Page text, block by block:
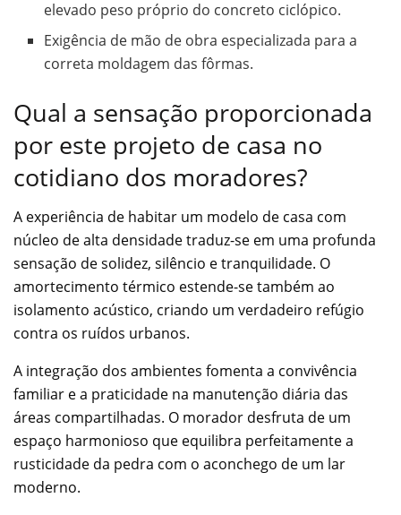
elevado peso próprio do concreto ciclópico.
Exigência de mão de obra especializada para a
correta moldagem das fôrmas.
Qual a sensação proporcionada
por este projeto de casa no
cotidiano dos moradores?
A experiência de habitar um modelo de casa com
núcleo de alta densidade traduz-se em uma profunda
sensação de solidez, silêncio e tranquilidade. O
amortecimento térmico estende-se também ao
isolamento acústico, criando um verdadeiro refúgio
contra os ruídos urbanos.
A integração dos ambientes fomenta a convivência
familiar e a praticidade na manutenção diária das
áreas compartilhadas. O morador desfruta de um
espaço harmonioso que equilibra perfeitamente a
rusticidade da pedra com o aconchego de um lar
moderno.